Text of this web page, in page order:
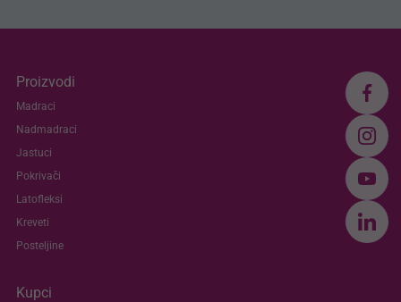
Proizvodi
Madraci
Nadmadraci
Jastuci
Pokrivači
Latofleksi
Kreveti
Posteljine
Kupci